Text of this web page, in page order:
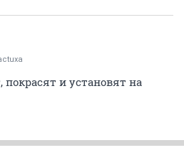
и установят на